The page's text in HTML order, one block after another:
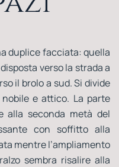
duplice facciata: quella
verso la strada a
il brolo a sud. Si divide
e attico. La parte
alla seconda metà del
con soffitto alla
mentre l’ampliamento
sembra risalire alla